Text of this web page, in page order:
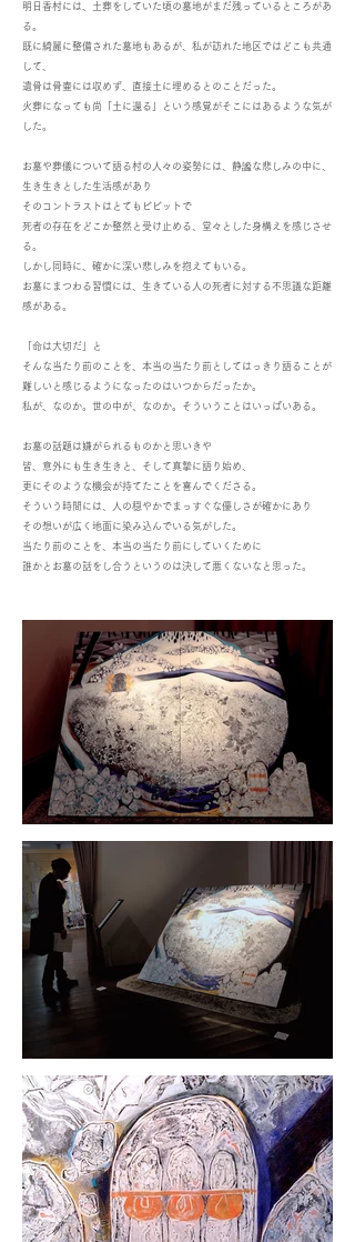
明日香村には、土葬をしていた頃の墓地がまだ残っているところがあ
る。
既に綺麗に整備された墓地もあるが、私が訪れた地区ではどこも共通
して、
遺骨は骨壷には収めず、直接土に埋めるとのことだった。
火葬になっても尚「土に還る」という感覚がそこにはあるような気が
した。
お墓や葬儀について語る村の人々の姿勢には、静謐な悲しみの中に、
生き生きとした生活感があり
そのコントラストはとてもビビットで
死者の存在をどこか整然と受け止める、堂々とした身構えを感じさせ
る。
しかし同時に、確かに深い悲しみを抱えてもいる。
お墓にまつわる習慣には、生きている人の死者に対する不思議な距離
感がある。
「命は大切だ」と
そんな当たり前のことを、本当の当たり前としてはっきり語ることが
難しいと感じるようになったのはいつからだったか。
私が、なのか。世の中が、なのか。そういうことはいっぱいある。
お墓の話題は嫌がられるものかと思いきや
皆、意外にも生き生きと、そして真摯に語り始め、
更にそのような機会が持てたことを喜んでくださる。
そういう時間には、人の穏やかでまっすぐな優しさが確かにあり
その想いが広く地面に染み込んでいる気がした。
当たり前のことを、本当の当たり前にしていくために
誰かとお墓の話をし合うというのは決して悪くないなと思った。